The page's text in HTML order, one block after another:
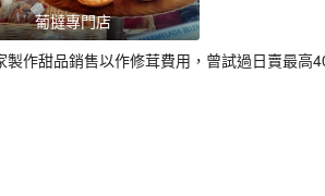
葡撻專門店
作甜品銷售以作修茸費用，曾試過日賣最高